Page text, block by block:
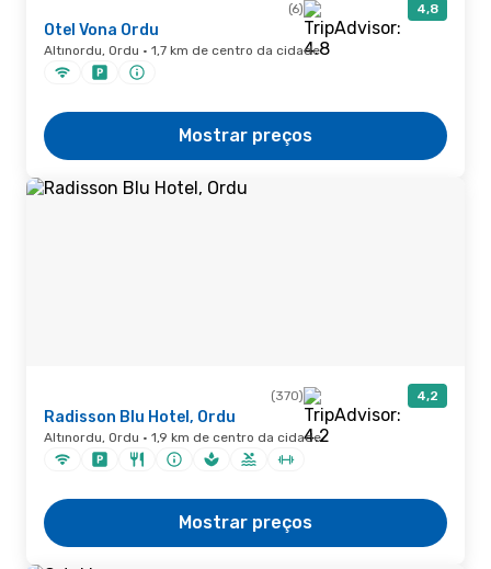
(6) 4,8
Otel Vona Ordu
Altınordu, Ordu · 1,7 km de centro da cidade
Mostrar preços
(370) 4,2
Radisson Blu Hotel, Ordu
Altınordu, Ordu · 1,9 km de centro da cidade
Mostrar preços